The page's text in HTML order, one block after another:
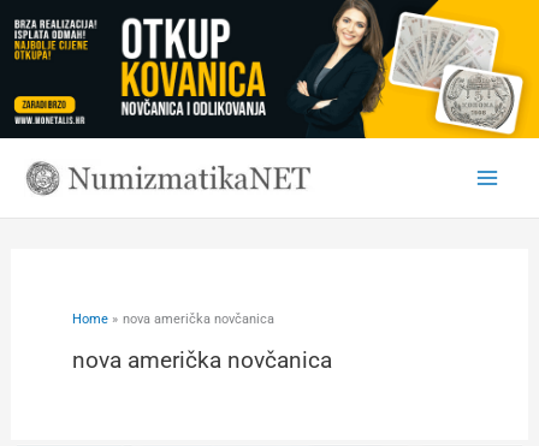
to
content
Home nova američka novčanica
nova američka novčanica